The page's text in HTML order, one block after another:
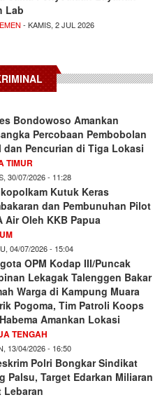
Lab
- KAMIS, 2 JUL 2026
Bondowoso Amankan
Percobaan Pembobolan
dan Pencurian di Tiga Lokasi
TIMUR
30/07/2026 - 11:28
Kutuk Keras
dan Pembunuhan Pilot
Air Oleh KKB Papua
04/07/2026 - 15:04
OPM Kodap III/Puncak
Lekagak Talenggen Bakar
Warga di Kampung Muara
Pogoma, Tim Patroli Koops
Amankan Lokasi
TENGAH
13/04/2026 - 16:50
Polri Bongkar Sindikat
Palsu, Target Edarkan Miliaran
Lebaran